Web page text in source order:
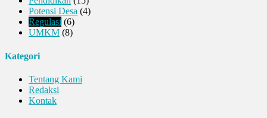
Potensi Desa (4)
Regulasi (6)
UMKM (8)
Kategori
Tentang Kami
Redaksi
Kontak